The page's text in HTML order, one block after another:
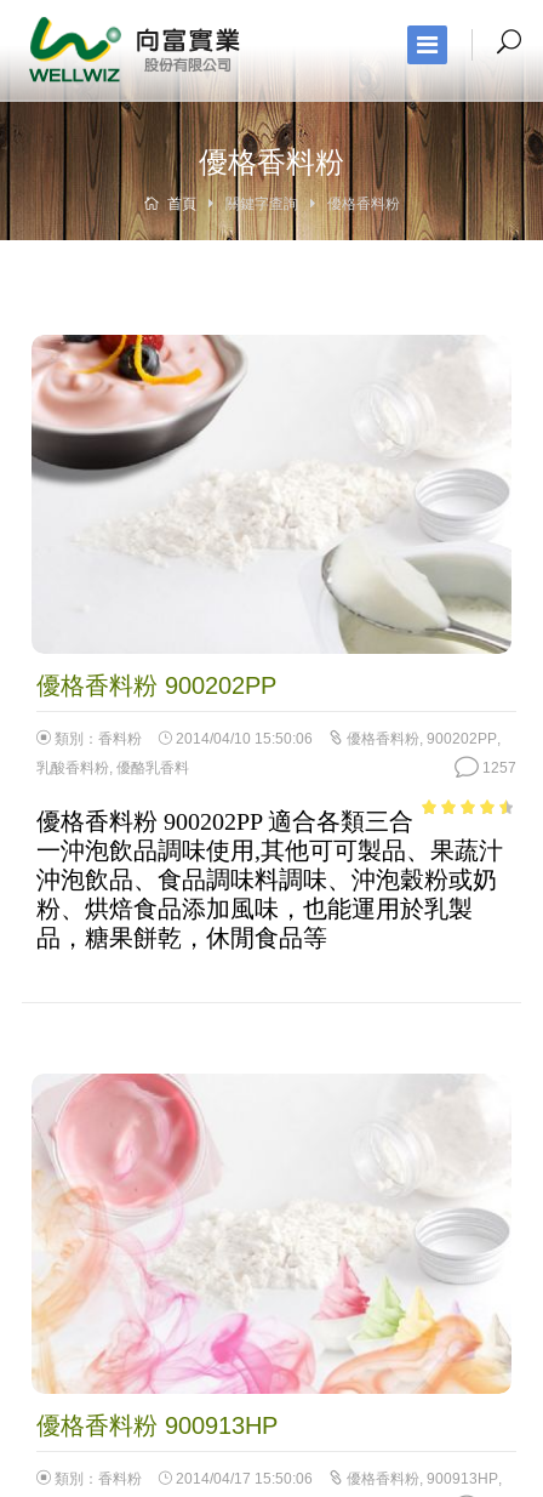
優格香料粉
首頁 關鍵字查詢 優格香料粉
優格香料粉 900202PP
類別： 香料粉 2014/04/10 15:50:06 優格香料粉, 900202PP,
乳酸香料粉, 優酪乳香料 1257
of 5
優格香料粉 900202PP 適合各類三合
一沖泡飲品調味使用,其他可可製品、果蔬汁
沖泡飲品、食品調味料調味、沖泡穀粉或奶
粉、烘焙食品添加風味，也能運用於乳製
品，糖果餅乾，休閒食品等
優格香料粉 900913HP
類別： 香料粉 2014/04/17 15:50:06 優格香料粉, 900913HP,